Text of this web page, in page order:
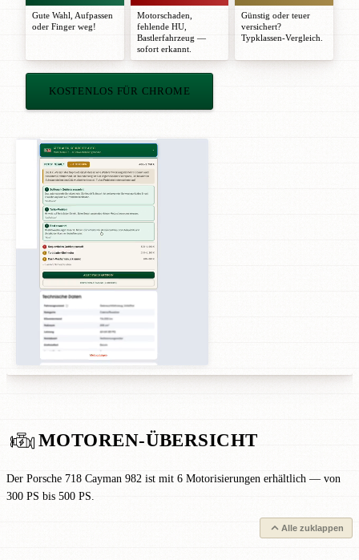
Gute Wahl
Aufpassen
oder Finger weg!
Motorschaden,
fehlende HU,
Bastlerfahrzeug —
sofort erkannt.
Günstig oder teuer
versichert?
Typklassen-Vergleich.
KOSTENLOS FÜR CHROME
MOTOREN-ÜBERSICHT
Der Porsche 718 Cayman 982 ist mit 6 Motorisierungen erhältlich — von
300 PS bis 500 PS.
Alle zuklappen